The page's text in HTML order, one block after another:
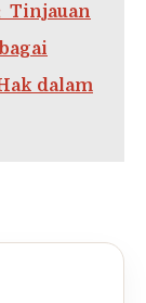
Tinjauan
dalam